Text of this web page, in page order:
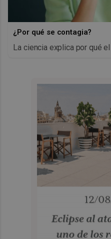
¿Por qué se contagia?
La ciencia explica por qué